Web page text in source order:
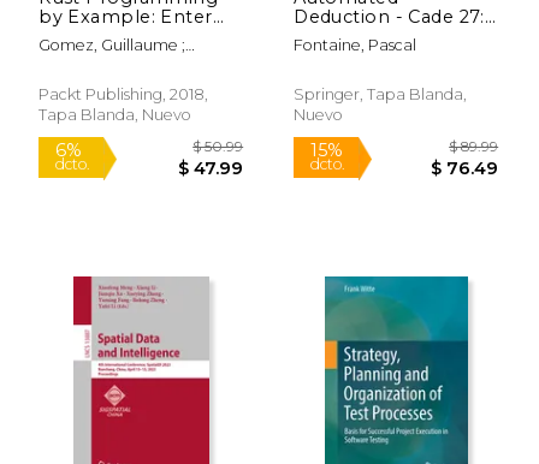
12%
dcto.
by Example: Enter
the World of Rust by
Building Engaging,
and Robust
Applications (en
Gomez, Guillaume ;
Packt Publishing, 2018,
Tapa Blanda, Nuevo
Deduction - Cade 27:
27th International
Conference on
Deduction, Natal,
Brazil, August 27-30,
(en Inglés)
Fontaine, Pascal
Springer, Tapa Blanda,
Nuevo